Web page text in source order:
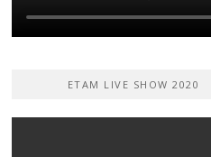
ETAM LIVE SHOW 2020